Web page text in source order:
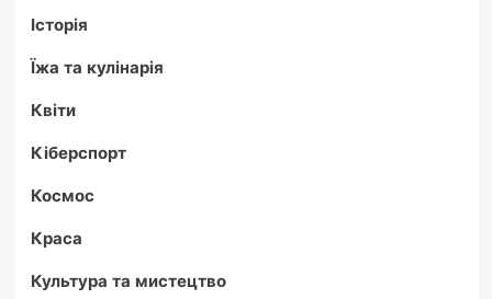
Історія
Їжа та кулінарія
Квіти
Кіберспорт
Космос
Краса
Культура та мистецтво